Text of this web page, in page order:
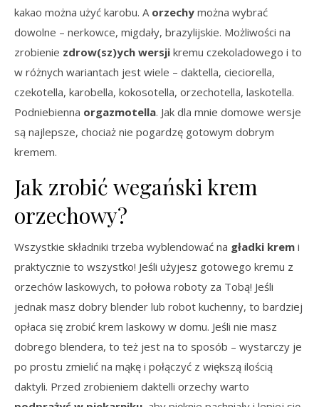
kakao można użyć karobu. A orzechy można wybrać
dowolne – nerkowce, migdały, brazylijskie. Możliwości na
zrobienie zdrow(sz)ych wersji kremu czekoladowego i to
w różnych wariantach jest wiele – daktella, cieciorella,
czekotella, karobella, kokosotella, orzechotella, laskotella.
Podniebienna orgazmotella. Jak dla mnie domowe wersje
są najlepsze, chociaż nie pogardzę gotowym dobrym
kremem.
Jak zrobić wegański krem
orzechowy?
Wszystkie składniki trzeba wyblendować na gładki krem i
praktycznie to wszystko! Jeśli użyjesz gotowego kremu z
orzechów laskowych, to połowa roboty za Tobą! Jeśli
jednak masz dobry blender lub robot kuchenny, to bardziej
opłaca się zrobić krem laskowy w domu. Jeśli nie masz
dobrego blendera, to też jest na to sposób – wystarczy je
po prostu zmielić na mąkę i połączyć z większą ilością
daktyli. Przed zrobieniem daktelli orzechy warto